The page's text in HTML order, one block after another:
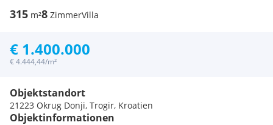
315 m²8 ZimmerVilla
€ 1.400.000
€ 4.444,44/m²
Objektstandort
21223 Okrug Donji, Trogir, Kroatien
Objektinformationen